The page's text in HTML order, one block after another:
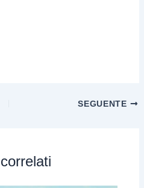
SEGUENTE